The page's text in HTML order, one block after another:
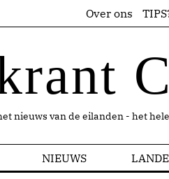
Over ons
nieuws van de eilanden - het
NIEUWS